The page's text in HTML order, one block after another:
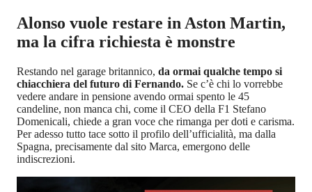
Alonso vuole restare in Aston Martin,
ma la cifra richiesta è monstre
Restando nel garage britannico, da ormai qualche tempo si
chiacchiera del futuro di Fernando. Se c’è chi lo vorrebbe
vedere andare in pensione avendo ormai spento le 45
candeline, non manca chi, come il CEO della F1 Stefano
Domenicali, chiede a gran voce che rimanga per doti e carisma.
Per adesso tutto tace sotto il profilo dell’ufficialità, ma dalla
Spagna, precisamente dal sito Marca, emergono delle
indiscrezioni.